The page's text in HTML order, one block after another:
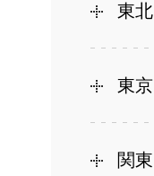
東北
東京
関東